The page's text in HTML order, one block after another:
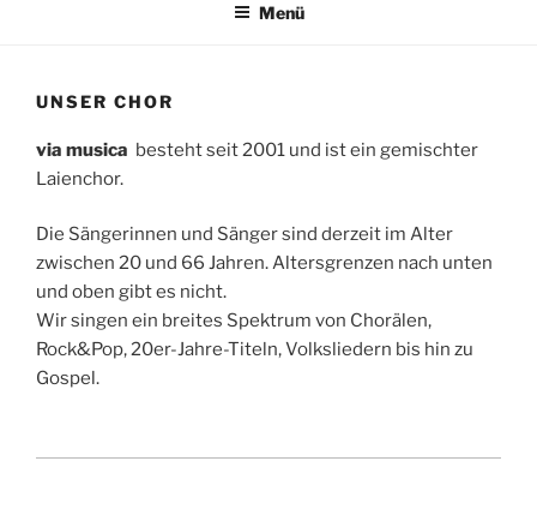
Menü
UNSER CHOR
via musica besteht seit 2001 und ist ein gemischter
Laienchor.
Die Sängerinnen und Sänger sind derzeit im Alter
zwischen 20 und 66 Jahren. Altersgrenzen nach unten
und oben gibt es nicht.
Wir singen ein breites Spektrum von Chorälen,
Rock&Pop, 20er-Jahre-Titeln, Volksliedern bis hin zu
Gospel.